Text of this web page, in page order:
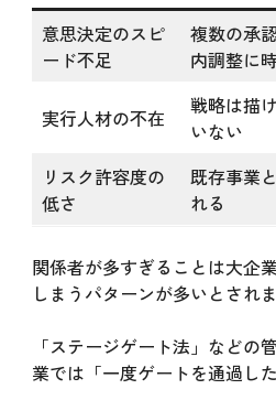
意思決定のスピ
ード不足
複数の承
内調整に
実行人材の不在
戦略は描
いない
リスク許容度の
低さ
既存事業
れる
関係者が多すぎることは大企
しまうパターンが多いとされま
「ステージゲート法」など
業では「一度ゲートを通過し